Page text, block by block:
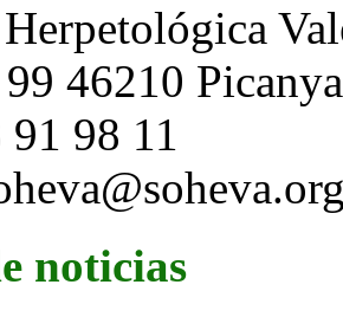
46210
98 11
noticias